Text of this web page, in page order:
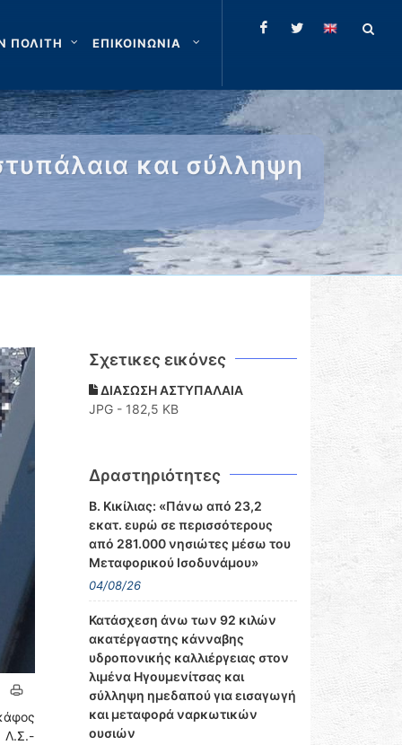
ΠΟΛΙΤΗ ΕΠΙΚΟΙΝΩΝΙΑ
και σύλληψη
Λ.Σ.-
Σχετικες εικόνες
ΔΙΑΣΩΣΗ ΑΣΤΥΠΑΛΑΙΑ
JPG - 182,5 KB
Δραστηριότητες
Β. Κικίλιας: «Πάνω από 23,2
εκατ. ευρώ σε περισσότερους
από 281.000 νησιώτες μέσω του
Μεταφορικού Ισοδυνάμου»
04/08/26
Κατάσχεση άνω των 92 κιλών
ακατέργαστης κάνναβης
υδροπονικής καλλιέργειας στον
λιμένα Ηγουμενίτσας και
σύλληψη ημεδαπού για εισαγωγή
και μεταφορά ναρκωτικών
ουσιών